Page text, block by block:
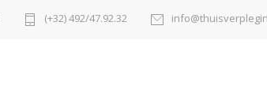
(+32) 492/47.92.32